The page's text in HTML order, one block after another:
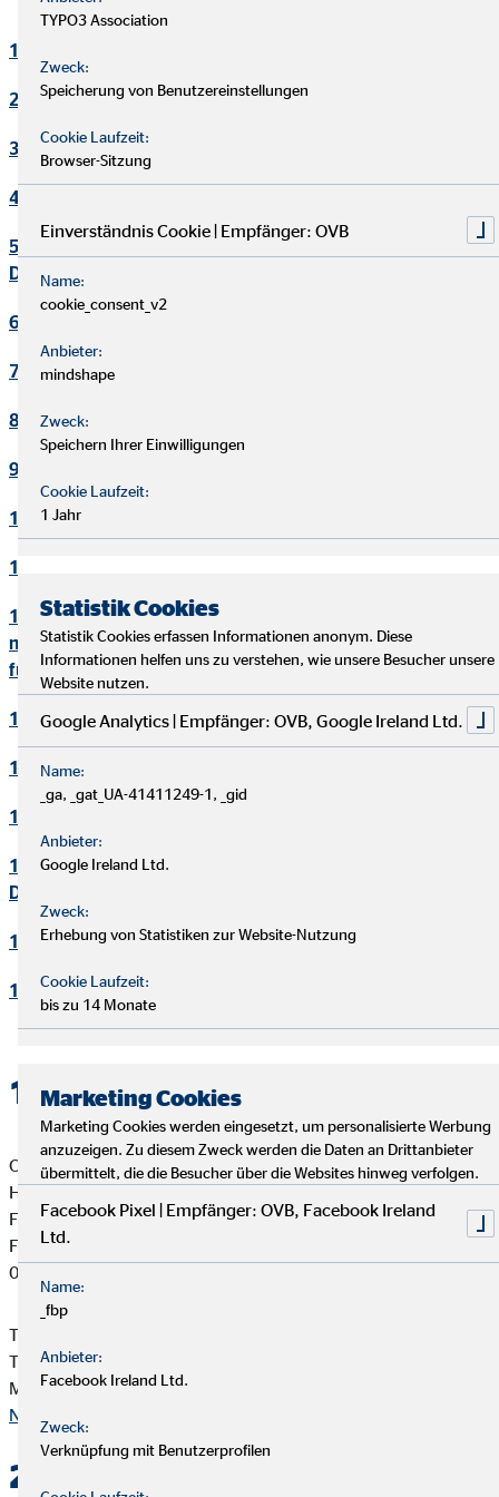
1. Verantwortlicher
2. Kontakt Datenschutzbeauftragter
3. Maßgebliche Rechtsgrundlagen
4. Sicherheitsmaßnahmen
5. Übermittlung und Offenbarung von personenbezogenen
Daten
6. Datenverarbeitung in Drittländern
7. Einsatz von Cookies
8. Kontaktaufnahme
9. Bereitstellung des Onlineangebotes und Webhosting
10. Bewerbungsverfahren
11. Online-Marketing
12. Informationen zum Datenschutz und rechtlich
notwendige Informationen beim Einsatz des Service "Zoom"
für Videokonferenzen
13. Löschung von Daten
14. Präsenzen in sozialen Netzwerken
15. Plugins und eingebettete Funktionen sowie Inhalte
16. Änderung und Aktualisierung der
Datenschutzerklärung
17. Rechte der betroffenen Personen
18. Begriffsdefinitionen
1. Verantwortlicher
OVB Vermögensberatung AG
Hans-Dieter Pötzschmann
Financial Director für die OVB
Friedensstr. 12a
06749 Bitterfeld-Wolfen
Telefon: +49 3493 23774
Telefax: +49 3493 21349
Mail:poetzschmann@ovb.de
Nach oben
2. Kontakt
TYPO3 Association
Zweck:
Speicherung von Benutzereinstellungen
Cookie Laufzeit:
Browser-Sitzung
Einverständnis Cookie | Empfänger: OVB
Name:
cookie_consent_v2
Anbieter:
mindshape
Zweck:
Speichern Ihrer Einwilligungen
Cookie Laufzeit:
1 Jahr
Statistik Cookies
Statistik Cookies erfassen Informationen anonym. Diese
Informationen helfen uns zu verstehen, wie unsere Besucher unsere
Website nutzen.
Google Analytics | Empfänger: OVB, Google Ireland Ltd.
Name:
_ga, _gat_UA-41411249-1, _gid
Anbieter:
Google Ireland Ltd.
Zweck:
Erhebung von Statistiken zur Website-Nutzung
Cookie Laufzeit:
bis zu 14 Monate
Marketing Cookies
Marketing Cookies werden eingesetzt, um personalisierte Werbung
anzuzeigen. Zu diesem Zweck werden die Daten an Drittanbieter
übermittelt, die die Besucher über die Websites hinweg verfolgen.
Facebook Pixel | Empfänger: OVB, Facebook Ireland
Ltd.
Name:
_fbp
Anbieter:
Facebook Ireland Ltd.
Zweck:
Verknüpfung mit Benutzerprofilen